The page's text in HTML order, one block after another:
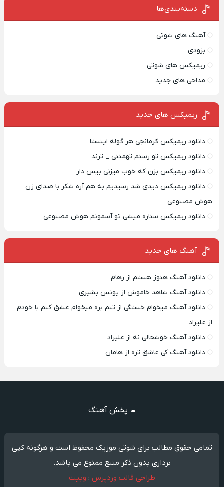
دسته‌بندی‌ها
آهنگ های شوتی
بزودی
ریمیکس های شوتی
مداحی های جدید
ریمیکس‌ های جدید
دانلود ریمیکس کرمانجی هر گوله اینستا
دانلود ریمیکس تو رستم تهمتنی _ ترند
دانلود ریمیکس بزن که خوب میزنی بیس دار
دانلود ریمیکس دیدی شد رسیدیم به هم آره شکر با صدای زن
هوش مصنوعی
دانلود ریمیکس ستاره میشی تو آسمونم هوش مصنوعی
آهنگ های جدید
دانلود آهنگ هنوز هستم از رهام
دانلود آهنگ شاهد خاموش از یونس بشیری
دانلود آهنگ میخوام خستگی از تنم بره میخوام عشق کنم با خودم
از علیراد
دانلود آهنگ خوشحالی نه از علیراد
دانلود آهنگ کی عاشق تره از هامان
پخش آهنگ
تمامی حقوق مطالب برای شوتی موزیک محفوظ است و هرگونه کپی
برداری بدون ذکر منبع ممنوع می باشد.
طراحی قالب وردپرس : وبیت